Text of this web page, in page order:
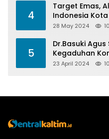
4
Target Emas,
Indonesia
Barometer
28 May 2024
5
Dr.Basuki Agus
Kegaduhan
Pesta Politik
23 April 2024